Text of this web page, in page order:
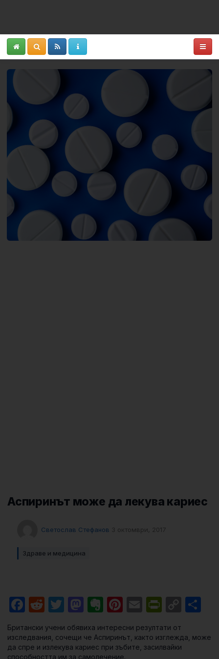
Аспиринът може да лекува кариес
Светослав Стефанов 3 октомври, 2017
Здраве и медицина
Facebook
RedditTwitter
Mastodon
Evernote
Pinterest
Email
Британски учени обявиха интересни резултати от
изследвания, сочещи че Аспиринът, както изглежда, може
да спре и излекува кариес при зъбите, засилвайки
способността им за самолечение.